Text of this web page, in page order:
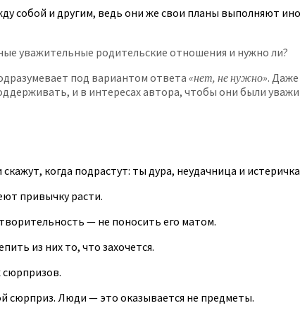
собой и другим, ведь они же свои планы выполняют
уважительные родительские отношения и нужно ли?
под вариантом ответа «нет, не нужно».
и в интересах автора, чтобы они были
когда подрастут: ты дура, неудачница и
привычку расти.
— не поносить его матом.
из них то, что захочется.
Люди — это оказывается не предметы.